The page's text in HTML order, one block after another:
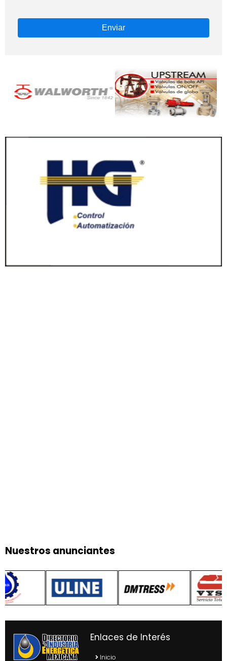
Enviar
Nuestros anunciantes
Enlaces de Interés
Inicio